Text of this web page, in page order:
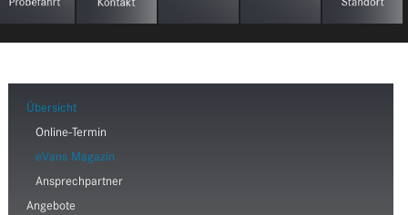
Übersicht
Online-Termin
eVans Magazin
Ansprechpartner
Angebote